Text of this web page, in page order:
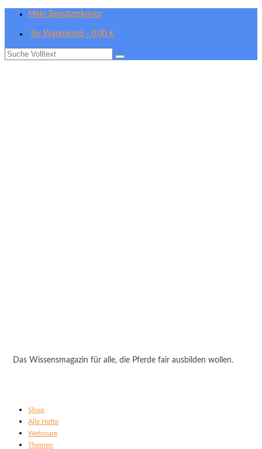
Mein Benutzerkonto
Ihr Warenkorb - 0,00 €
Suche
Das Wissensmagazin für alle, die Pferde fair ausbilden wollen.
Shop
Alle Hefte
Webinare
Themen